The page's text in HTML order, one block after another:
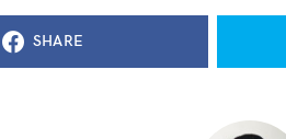
SHARE